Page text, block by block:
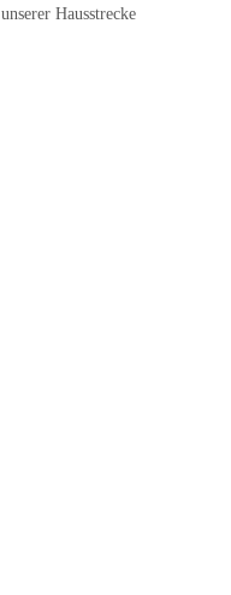
Hausstrecke